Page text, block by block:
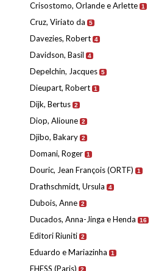
Crisostomo, Orlande e Arlette 1
Cruz, Viriato da 5
Davezies, Robert 4
Davidson, Basil 4
Depelchin, Jacques 5
Dieupart, Robert 1
Dijk, Bertus 2
Diop, Alioune 2
Djibo, Bakary 2
Domani, Roger 1
Douric, Jean François (ORTF) 1
Drathschmidt, Ursula 4
Dubois, Anne 2
Ducados, Anna-Jinga e Henda 16
Editori Riuniti 2
Eduardo e Mariazinha 1
EHESS (Paris) 2